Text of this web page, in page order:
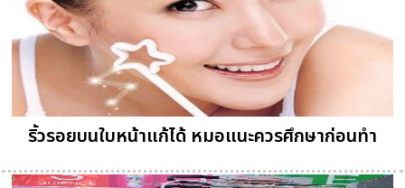
ริ้วรอยบนใบหน้าแก้ได้ หมอแนะควรศึกษาก่อนทำ